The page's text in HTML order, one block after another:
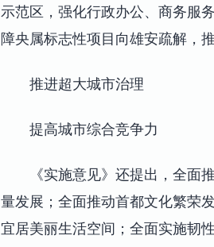
示范区，强化行政办公、商务服
障央属标志性项目向雄安疏解，推
推进超大城市治理
提高城市综合竞争力
《实施意见》还提出，全面
量发展；全面推动首都文化繁荣
宜居美丽生活空间；全面实施韧